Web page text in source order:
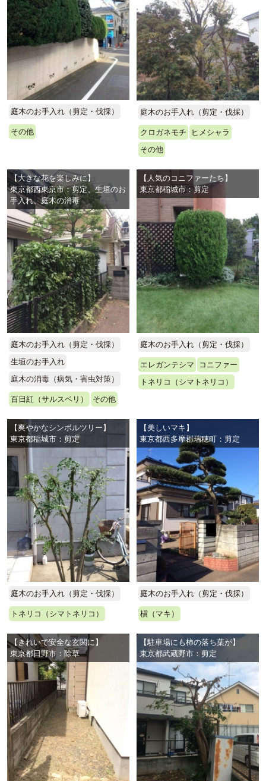
庭木のお手入れ（剪定・伐採）
その他
庭木のお手入れ（剪定・伐採）
クロガネモチ
ヒメシャラ
その他
【大きな花を楽しみに】
東京都西東京市：剪定、生垣のお
手入れ、庭木の消毒
庭木のお手入れ（剪定・伐採）
生垣のお手入れ
庭木の消毒（病気・害虫対策）
百日紅（サルスベリ） その他
【人気のコニファーたち】
東京都稲城市：剪定
庭木のお手入れ（剪定・伐採）
エレガンテシマ
コニファー
トネリコ（シマトネリコ）
【爽やかなシンボルツリー】
東京都稲城市：剪定
庭木のお手入れ（剪定・伐採）
トネリコ（シマトネリコ）
【美しいマキ】
東京都西多摩郡瑞穂町：剪定
庭木のお手入れ（剪定・伐採）
槇（マキ）
【きれいで安全な玄関に】
東京都日野市：除草
【駐車場にも柿の落ち葉が】
東京都武蔵野市：剪定